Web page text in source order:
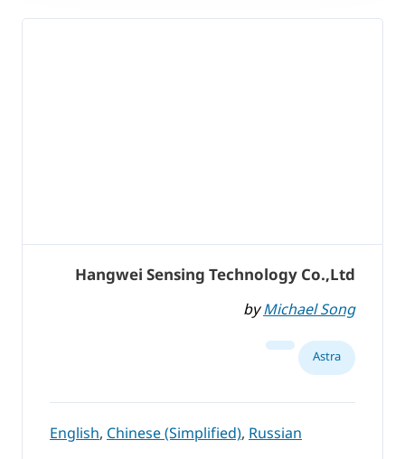
Hangwei Sensing Technology Co.,Ltd
byMichael Song
Astra
English,Chinese (Simplified),Russian